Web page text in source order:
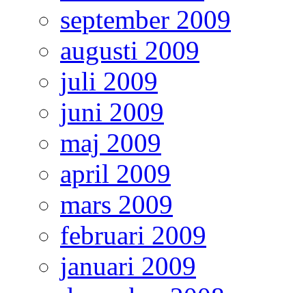
september 2009
augusti 2009
juli 2009
juni 2009
maj 2009
april 2009
mars 2009
februari 2009
januari 2009